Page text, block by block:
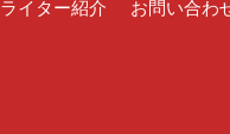
ライター紹介 お問い合わ